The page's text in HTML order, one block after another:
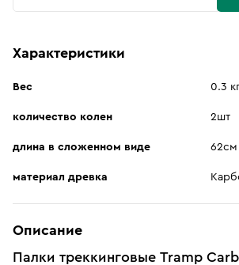
Характеристики
Вес 0.3
количество колен 2шт
длина в сложенном виде 62см
материал древка
Описание
Палки треккинговые Tramp